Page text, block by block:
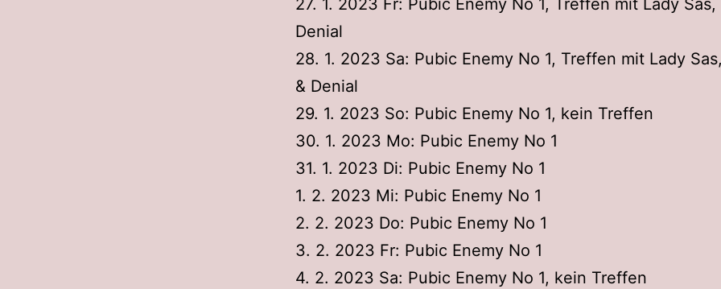
27. 1. 2023 Fr: Pubic Enemy No 1, Treffen mit Lady Sas,
Denial
28. 1. 2023 Sa: Pubic Enemy No 1, Treffen mit Lady
& Denial
29. 1. 2023 So: Pubic Enemy No 1, kein Treffen
30. 1. 2023 Mo: Pubic Enemy No 1
31. 1. 2023 Di: Pubic Enemy No 1
1. 2. 2023 Mi: Pubic Enemy No 1
2. 2. 2023 Do: Pubic Enemy No 1
3. 2. 2023 Fr: Pubic Enemy No 1
4. 2. 2023 Sa: Pubic Enemy No 1, kein Treffen